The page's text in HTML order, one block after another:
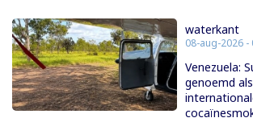
waterkant
08-aug-2026 -
Venezuela:
genoemd